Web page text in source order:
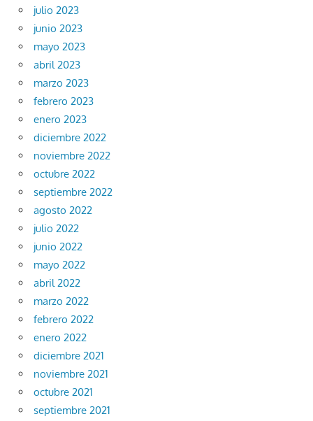
julio 2023
junio 2023
mayo 2023
abril 2023
marzo 2023
febrero 2023
enero 2023
diciembre 2022
noviembre 2022
octubre 2022
septiembre 2022
agosto 2022
julio 2022
junio 2022
mayo 2022
abril 2022
marzo 2022
febrero 2022
enero 2022
diciembre 2021
noviembre 2021
octubre 2021
septiembre 2021